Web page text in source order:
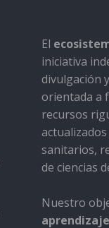
El
iniciativa
divulgación
orientada a
recursos
sanitarios,
de ciencias
Nuestro